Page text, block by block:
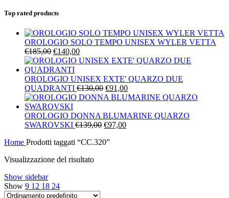
Top rated products
OROLOGIO SOLO TEMPO UNISEX WYLER VETTA
€185,00 Il
prezzo
originale
era:
€185,00.
€140,00Il
prezzo
è:
€140,00.
OROLOGIO UNISEX EXTE' QUARZO DUE
QUADRANTI €130,00 Il
prezzo
era:
€130,00.
€91,00Il
prezzo
è:
OROLOGIO DONNA BLUMARINE QUARZO
SWAROVSKI €139,00 Il
originale
€97,00Il
Home Prodotti taggati “CC.320”
Visualizzazione del risultato
Show sidebar
Show 9 12 18 24